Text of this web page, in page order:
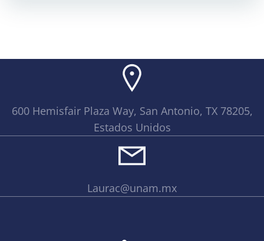
600 Hemisfair Plaza Way, San Antonio, TX 78205,
Estados Unidos
Laurac@unam.mx